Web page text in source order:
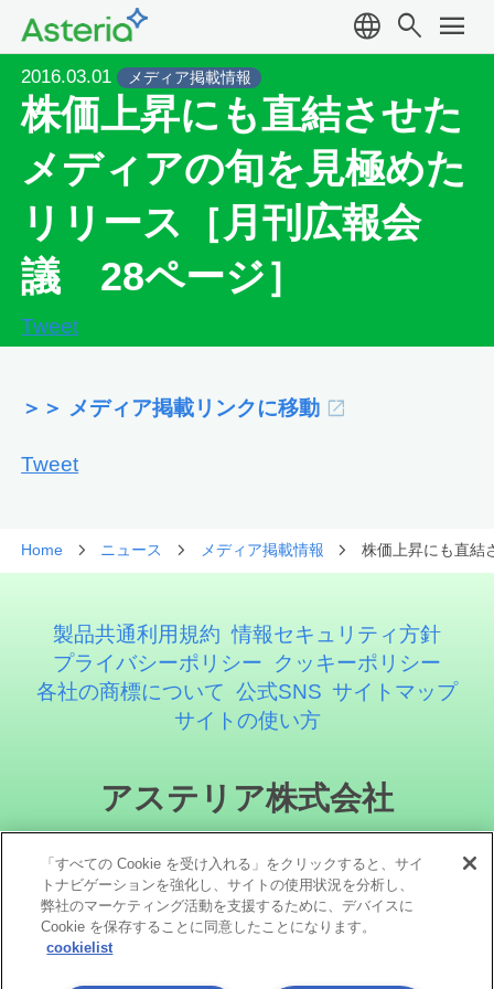
language search menu
2016.03.01 メディア掲載情報
株価上昇にも直結させた
メディアの旬を見極めた
リリース［月刊広報会
議 28ページ］
Tweet
＞＞ メディア掲載リンクに移動
Tweet
Home ニュース メディア掲載情報 株価上昇にも直結
製品共通利用規約 情報セキュリティ方針
プライバシーポリシー
クッキーポリシー
各社の商標について 公式SNS サイトマップ
サイトの使い方
アステリア株式会社
「すべての Cookie を受け入れる」をクリックすると、サイ
トナビゲーションを強化し、サイトの使用状況を分析し、
弊社のマーケティング活動を支援するために、デバイスに
Cookie を保存することに同意したことになります。
cookielist